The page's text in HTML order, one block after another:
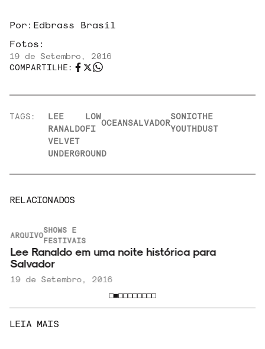
Por: Edbrass Brasil
Fotos:
19 de Setembro, 2016
COMPARTILHE:
TAGS:
LEE
RANALDO
LOW
FI
OCEANSALVADOR
SONIC
YOUTH
THE
DUST
VELVET
UNDERGROUND
RELACIONADOS
ARQUIVO
SHOWS E
FESTIVAIS
Lee Ranaldo em uma noite histórica para
Salvador
19 de Setembro, 2016
LEIA MAIS